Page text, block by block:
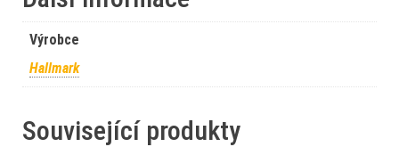
Výrobce
Hallmark
Související produkty